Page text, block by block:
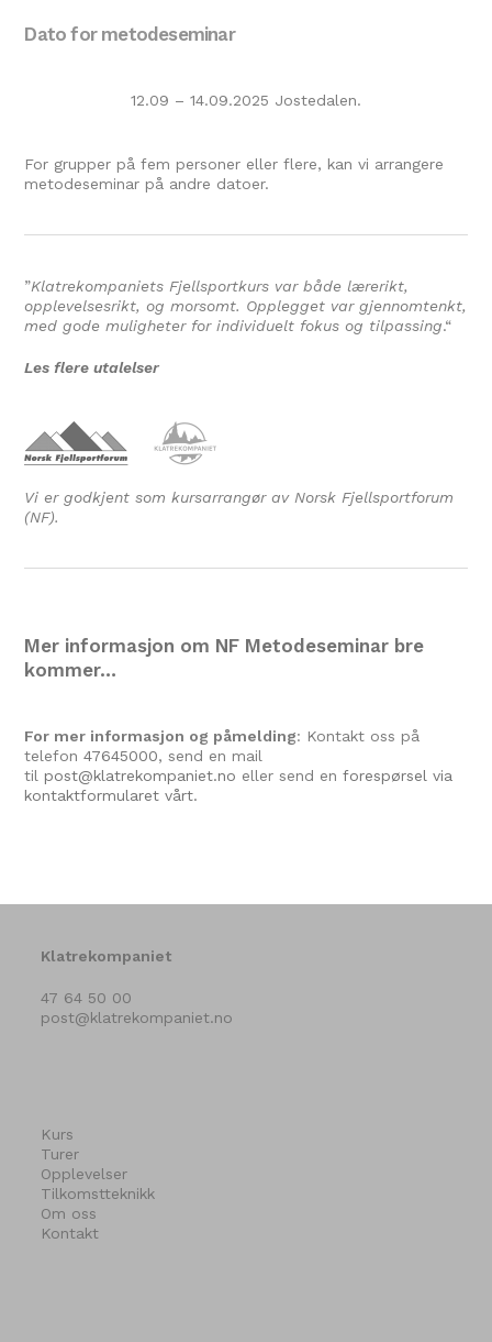
Dato for metodeseminar
12.09 – 14.09.2025 Jostedalen.
For grupper på fem personer eller flere, kan vi arrangere
metodeseminar på andre datoer.
”Klatrekompaniets Fjellsportkurs var både lærerikt,
opplevelsesrikt, og morsomt. Opplegget var gjennomtenkt,
med gode muligheter for individuelt fokus og tilpassing.“
Les flere utalelser
Vi er godkjent som kursarrangør av Norsk Fjellsportforum
(NF).
Mer informasjon om NF Metodeseminar bre
kommer…
For mer informasjon og påmelding: Kontakt oss på
telefon47645000, send en mail
til post@klatrekompaniet.no eller send enforespørsel via
kontaktformularet vårt.
Klatrekompaniet
47 64 50 00
post@klatrekompaniet.no
Kurs
Turer
Opplevelser
Tilkomstteknikk
Om oss
Kontakt